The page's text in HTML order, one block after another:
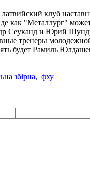
клуб
как "Металлург"
Сеуканд и Юрий
тренеры
будет Рамиль
збірна, фху